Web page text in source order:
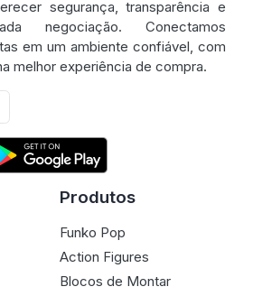
segurança, transparência e
negociação. Conectamos
em um ambiente confiável, com
melhor experiência de compra.
Produtos
Funko Pop
Action Figures
Blocos de Montar